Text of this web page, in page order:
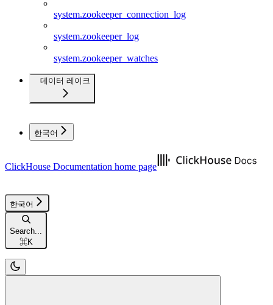
system.zookeeper_connection_log
system.zookeeper_log
system.zookeeper_watches
데이터 레이크
한국어
ClickHouse Documentation home page
한국어
Search...
⌘K